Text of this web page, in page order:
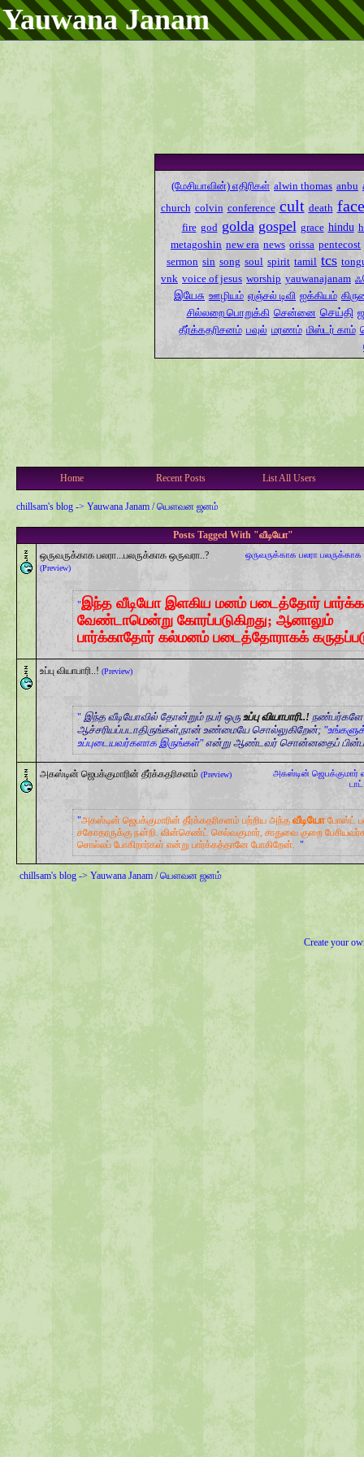
Yauwana Janam
(மேசியாவின்) எதிரிகள் alwin thomas anbu
church colvin conference cult death
fire god golda gospel grace hindu
metagoshin new era news orissa pentecost
sermon sin song soul spirit tamil tcs
vnk voice of jesus worship yauwanajanam
இயேசு ஊழியம் ஏஞ்சல் டிவி ஐக்கியம்
சில்லறை பொறுக்கி சென்னை செய்தி
தீர்க்கதரிசனம் பவுல் மரணம் மிஸ்டர் காம்
Home Recent Posts List All Users
chillsam's blog -> Yauwana Janam / யௌவன ஜனம்
Posts Tagged With "வீடியோ"
ஒருவருக்காக பலரா பலருக்காக
ஒருவருக்காக பலரா...பலருக்காக ஒருவரா..?
(Preview)
இந்த வீடியோ இளகிய மனம் படைத்தோர் பார்க்க
வேண்டாமென்று கோரப்படுகிறது; ஆனாலும்
பார்க்காதோர் கல்மனம் படைத்தோராகக்
உப்பு வியாபாரி..! (Preview)
இந்த வீடியோவில் தோன்றும் நபர் ஒரு உப்பு வியாபாரி..! நண்பர்களே
ஆச்சரியப்படாதிருங்கள்,நான்உண்மையே சொல்லுகிறேன்;
உப்புடையவர்களாக இருங்கள்"என்று ஆண்டவர் சொன்னதைப்
அகஸ்டின் ஜெபக்குமார்
அகஸ்டின் ஜெபக்குமாரின் தீர்க்கதரிசனம் (Preview)
அகஸ்டின் ஜெபக்குமாரின் தீர்க்கதரிசனம் பற்றிய அந்த வீடியோ போஸ்ட்
சகோதரருக்கு நன்றி. வின்செண்ட் செல்வகுமார், சாதுவை குறை
சொல்லப் போகிறார்கள் என்று பார்க்கத்தானே போகிறேன்.
chillsam's blog -> Yauwana Janam / யௌவன ஜனம்
Create your